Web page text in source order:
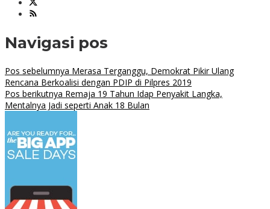
Navigasi pos
Pos sebelumnya Merasa Terganggu, Demokrat Pikir Ulang
Rencana Berkoalisi dengan PDIP di Pilpres 2019
Pos berikutnya Remaja 19 Tahun Idap Penyakit Langka,
Mentalnya Jadi seperti Anak 18 Bulan